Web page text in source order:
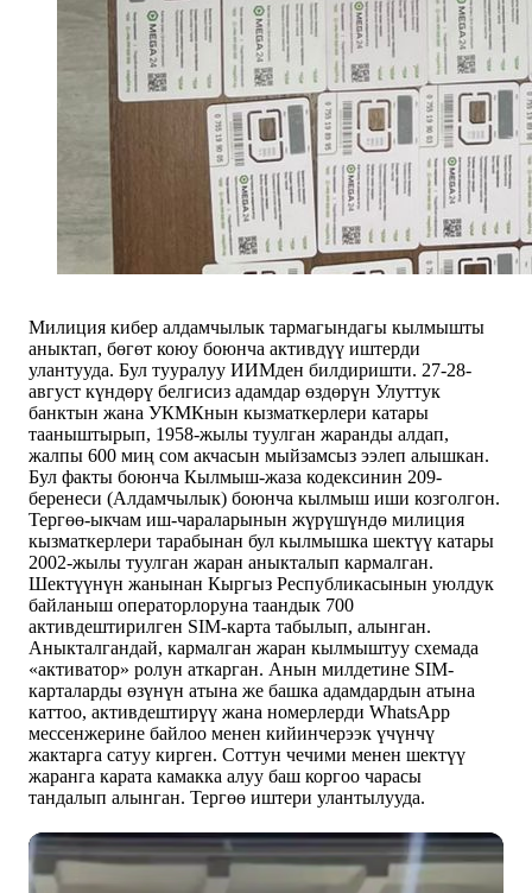
Милиция кибер алдамчылык тармагындагы кылмышты
аныктап, бөгөт коюу боюнча активдүү иштерди
улантууда. Бул тууралуу ИИМден билдиришти. 27-28-
август күндөрү белгисиз адамдар өздөрүн Улуттук
банктын жана УКМКнын кызматкерлери катары
тааныштырып, 1958-жылы туулган жаранды алдап,
жалпы 600 миң сом акчасын мыйзамсыз ээлеп алышкан.
Бул факты боюнча Кылмыш-жаза кодексинин 209-
беренеси (Алдамчылык) боюнча кылмыш иши козголгон.
Тергөө-ыкчам иш-чараларынын жүрүшүндө милиция
кызматкерлери тарабынан бул кылмышка шектүү катары
2002-жылы туулган жаран аныкталып кармалган.
Шектүүнүн жанынан Кыргыз Республикасынын уюлдук
байланыш операторлоруна таандык 700
активдештирилген SIM-карта табылып, алынган.
Аныкталгандай, кармалган жаран кылмыштуу схемада
«активатор» ролун аткарган. Анын милдетине SIM-
карталарды өзүнүн атына же башка адамдардын атына
каттоо, активдештирүү жана номерлерди WhatsApp
мессенжерине байлоо менен кийинчерээк үчүнчү
жактарга сатуу кирген. Соттун чечими менен шектүү
жаранга карата камакка алуу баш коргоо чарасы
тандалып алынган. Тергөө иштери улантылууда.